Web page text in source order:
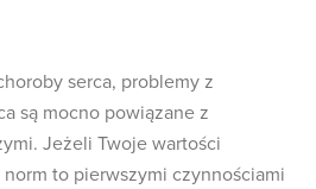
serca, problemy z
są mocno powiązane z
Jeżeli Twoje wartości
to pierwszymi czynnościami